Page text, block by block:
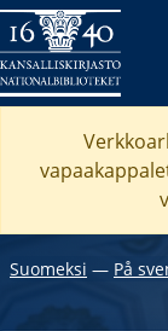
Suomeksi ― På